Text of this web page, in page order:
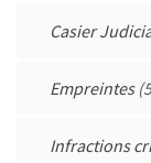
Casier
Empreintes
Infractions